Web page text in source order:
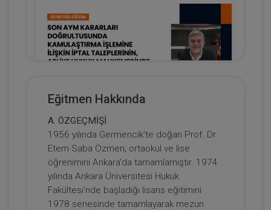
Son AYM Kararları Doğrultusunda
Kamulaştırma İşlemine İlişkin İptal
Taleplerinin, Asliye Hukuk
Mahkemesinde Görülen Kamulaştırma
Bedelinin Tespiti Davasına Etkileri Video
Eğitimi
ARMAĞANIMIZDIR
Sepete Ekle
Prof. Dr. Etem Saba ÖZMEN
Eğitmen Hakkında
A. ÖZGEÇMİŞİ
1956 yılında Germencik'te doğan Prof. Dr.
Etem Saba Özmen; ortaokul ve lise
öğrenimini Ankara’da tamamlamıştır. 1974
yılında Ankara Üniversitesi Hukuk
Fakültesi'nde başladığı lisans eğitimini
1978 senesinde tamamlayarak mezun